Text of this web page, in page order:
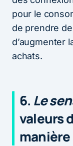
pour le
de prendre
d’augmenter
achats.
6. Le
valeurs